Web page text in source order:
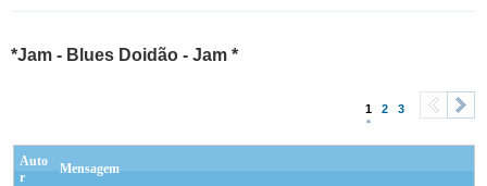
*Jam - Blues Doidão - Jam *
1 2 3
Auto
r
Mensagem